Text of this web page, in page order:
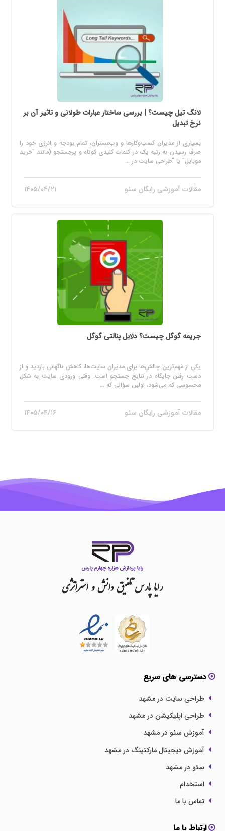
لانگ تیل چیست؟ | بررسی ساختار عبارات طولانی و تاثیر آن بر
نرخ تبدیل
بسیاری از مدیران کسب‌وکارها و وب‌مستران، تمام بودجه و انرژی خود را
صرف رسیدن به رتبه یک در کلمات کلیدی کوتاه و پرجستجو (مانند "خرید
موبایل" یا "طراحی سایت در ...
مقالات آموزشی رایگان سئو ۱۴۰۵/۰۴/۲۱
جریمه گوگل چیست؟ دلایل پنالتی گوگل
یکی از مهم‌ترین چالش‌ها برای مدیران سایت‌ها، کاهش ناگهانی بازدید و از
دست رفتن جایگاه در نتایج جستجو است. وقتی ورودی سایت به شکل
محسوسی کم می‌شود، اولین سؤالی که ...
مقالات آموزشی رایگان سئو ۱۴۰۵/۰۴/۱۶
رایاپارستلفیقدانشواستراتژی
دسترسی های سریع
طراحی سایت در مشهد
طراحی اپلیکیشن در مشهد
آموزش سئو در مشهد
آموزش دیجیتال مارکتینگ در مشهد
سئو در مشهد
استخدام
تماس با ما
ارتباط با ما